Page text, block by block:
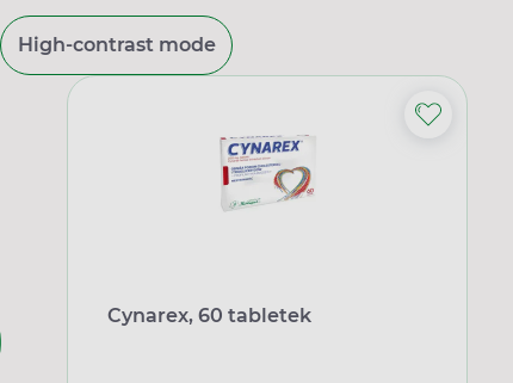
High-contrast mode
Cynarex, 60 tabletek